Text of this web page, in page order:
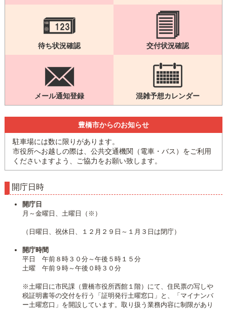
混雑予想カレンダー
待ち状況確認 交付状況確認
メール通知登録 混雑予想カレンダー
豊橋市からのお知らせ
駐車場には数に限りがあります。
市役所へお越しの際は、公共交通機関（電車・バス）をご利用
くださいますよう、ご協力をお願い致します。
開庁日時
開庁日
月～金曜日、土曜日（※）
（日曜日、祝休日、１２月２９日～１月３日は閉庁）
開庁時間
平日 午前８時３０分～午後５時１５分
土曜 午前９時～午後０時３０分
※土曜日に市民課（豊橋市役所西館１階）にて、住民票の写しや
税証明書等の交付を行う「証明発行土曜窓口」と、「マイナンバ
ー土曜窓口」を開設しています。取り扱う業務内容に制限があり